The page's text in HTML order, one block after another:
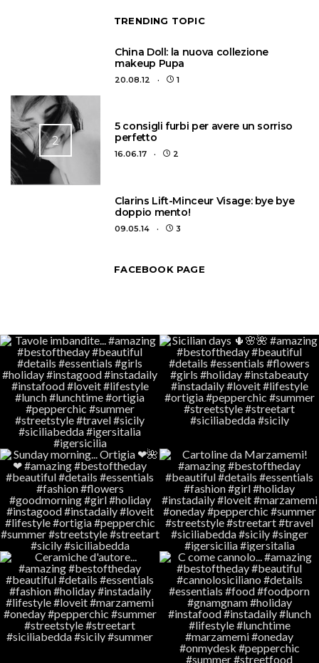
TRENDING TOPIC
China Doll: la nuova collezione
makeup Pupa
20.08.12 1
2
5 consigli furbi per avere un sorriso
perfetto
16.06.17 2
Clarins Lift-Minceur Visage: bye bye
doppio mento!
09.05.14 3
FACEBOOK PAGE